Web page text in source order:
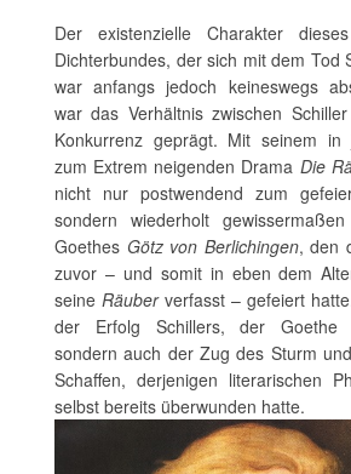
Der existenzielle Charakter
Dichterbundes, der sich mit dem Tod
war anfangs jedoch keineswegs
war das Verhältnis zwischen
Konkurrenz geprägt. Mit seinem in
zum Extrem neigenden Drama Die
nicht nur postwendend zum
sondern wiederholt
Goethes Götz von Berlichingen, den
zuvor – und somit in eben dem
seine Räuberverfasst – gefeiert
der Erfolg Schillers, der Goethe
sondern auch der Zug des Sturm
Schaffen, derjenigen literarischen
selbst bereits überwunden hatte.